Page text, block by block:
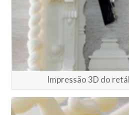
Impressão 3D do